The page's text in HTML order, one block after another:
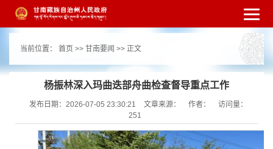
网站无障
碍 打开适老化模式 登录
当前位置： 首页 >> 甘南要闻 >> 正文
杨振林深入玛曲迭部舟曲检查督导重点工作
发布日期：2026-07-05 23:30:21 文章来源： 作者：
访问量：
251